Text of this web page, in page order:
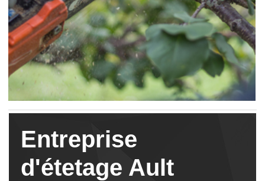
Entreprise
d'étetage Ault